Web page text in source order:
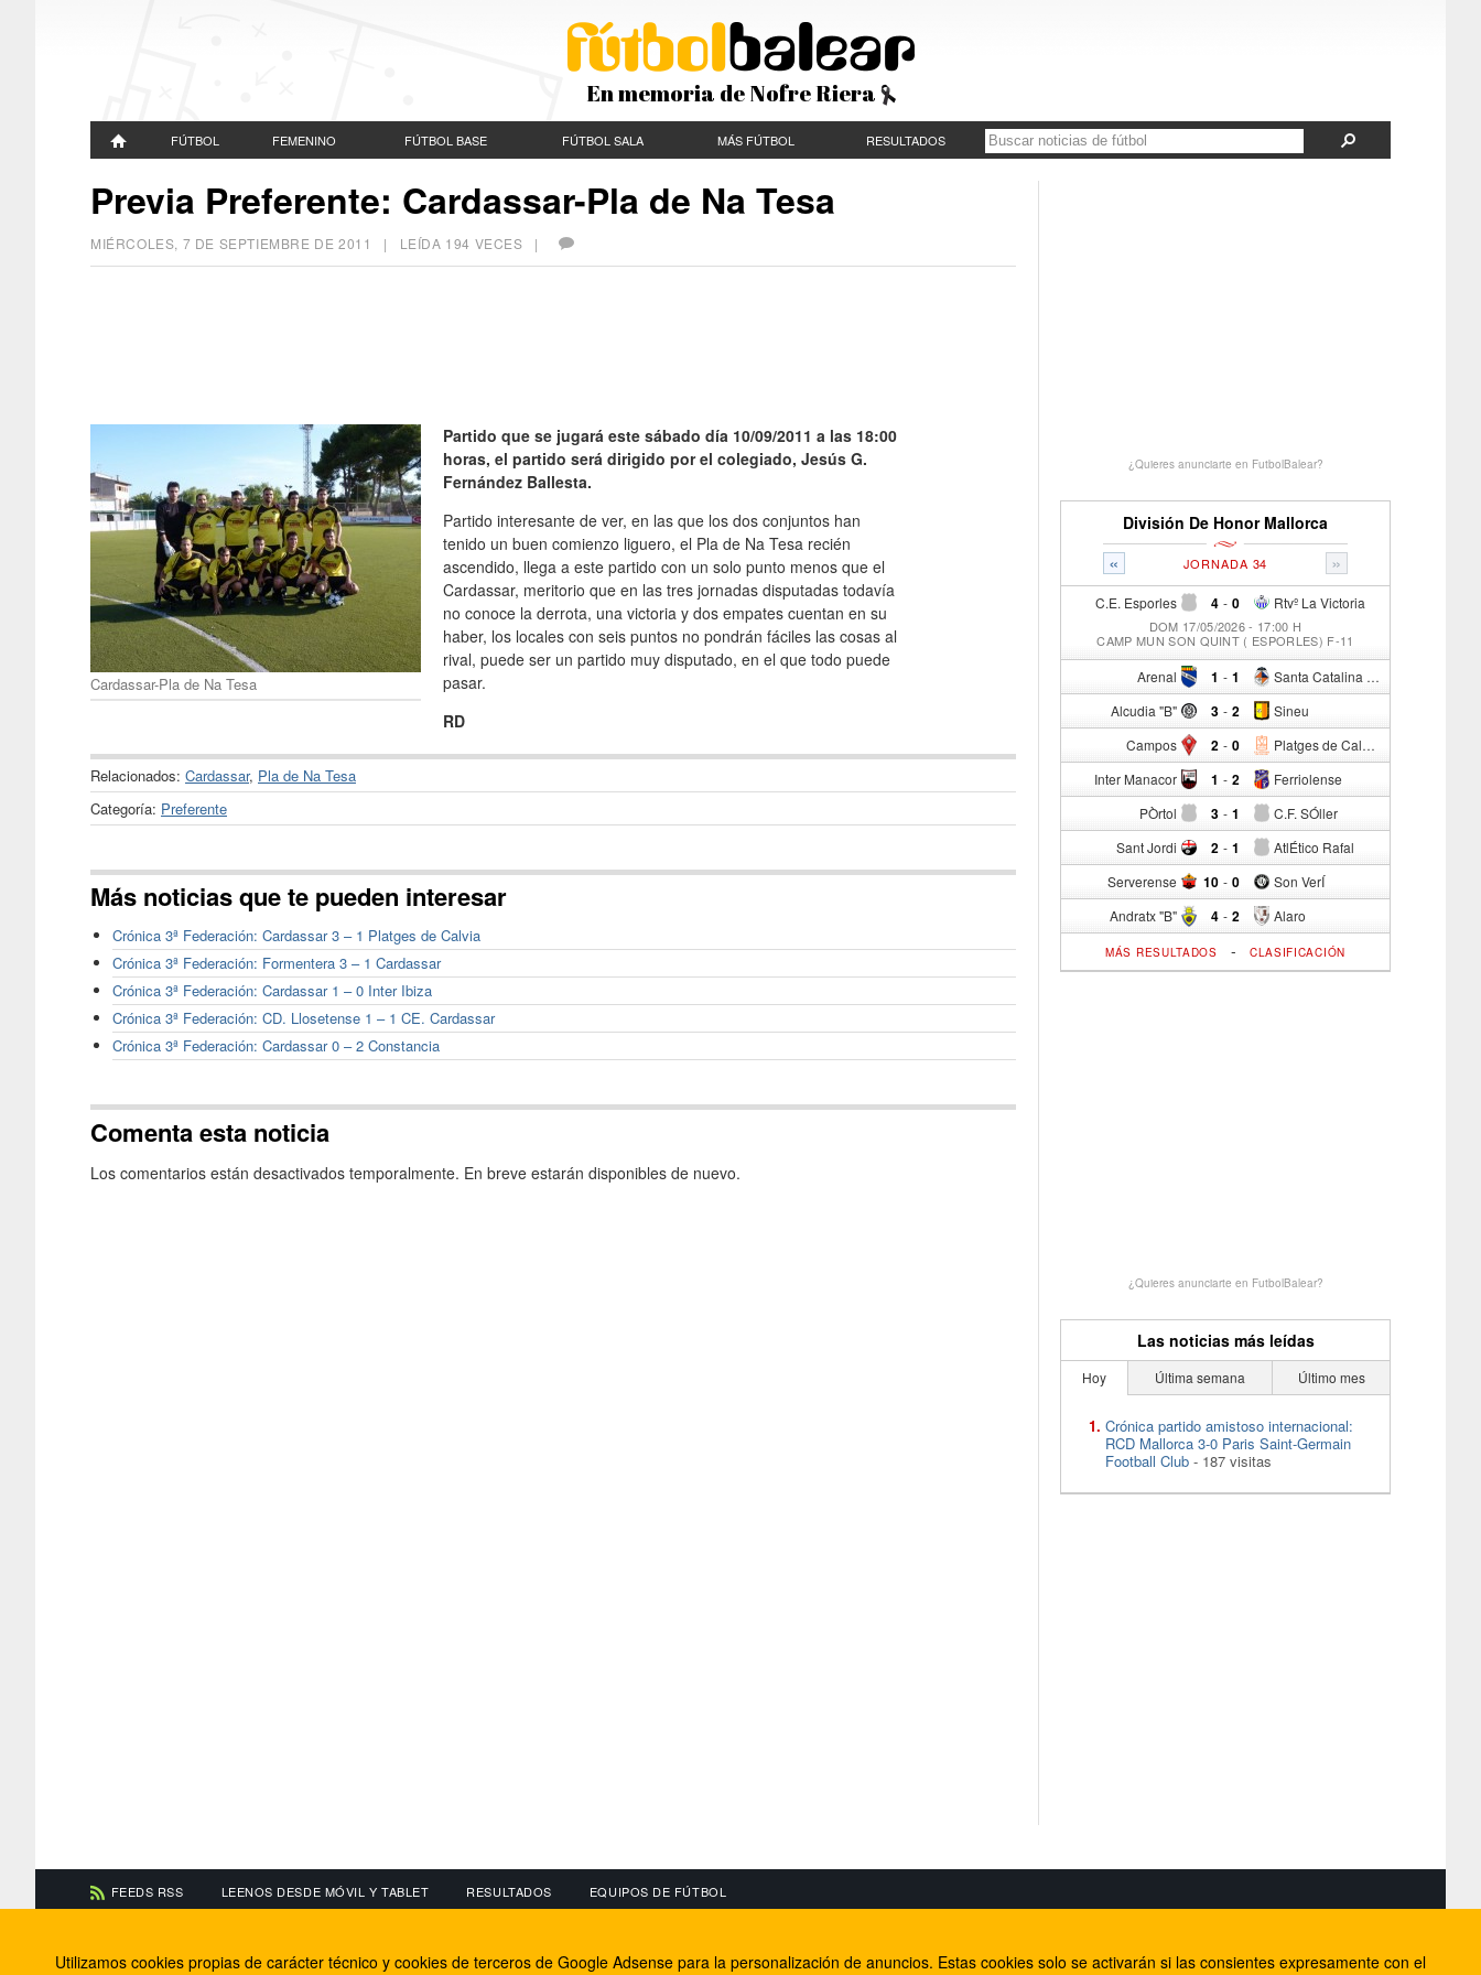
En memoria de Nofre Riera
FÚTBOL FEMENINO FÚTBOL BASE FÚTBOL SALA MÁS FÚTBOL RESULTADOS
Previa Preferente: Cardassar-Pla de Na Tesa
MIÉRCOLES, 7 DE SEPTIEMBRE DE 2011 | LEÍDA 194 VECES |
Cardassar-Pla de Na Tesa
Partido que se jugará este sábado día 10/09/2011 a las 18:00
horas, el partido será dirigido por el colegiado, Jesús G.
Fernández Ballesta.
Partido interesante de ver, en las que los dos conjuntos han
tenido un buen comienzo liguero, el Pla de Na Tesa recién
ascendido, llega a este partido con un solo punto menos que el
Cardassar, meritorio que en las tres jornadas disputadas todavía
no conoce la derrota, una victoria y dos empates cuentan en su
haber, los locales con seis puntos no pondrán fáciles las cosas al
rival, puede ser un partido muy disputado, en el que todo puede
pasar.
RD
Relacionados: Cardassar, Pla de Na Tesa
Categoría: Preferente
Más noticias que te pueden interesar
Crónica 3ª Federación: Cardassar 3 – 1 Platges de Calvia
Crónica 3ª Federación: Formentera 3 – 1 Cardassar
Crónica 3ª Federación: Cardassar 1 – 0 Inter Ibiza
Crónica 3ª Federación: CD. Llosetense 1 – 1 CE. Cardassar
Crónica 3ª Federación: Cardassar 0 – 2 Constancia
Comenta esta noticia
Los comentarios están desactivados temporalmente. En breve estarán disponibles de nuevo.
¿Quieres anunciarte en FutbolBalear?
División De Honor Mallorca
« »
JORNADA 34
C.E. Esporles 4 - Rtvº La Victoria
0
DOM 17/05/2026 - 17:00 H
CAMP MUN SON QUINT ( ESPORLES) F-11
Arenal 1 - Santa Catalina Atº
1
Alcudia "B" 3 - Sineu
2
Campos 2 - Platges de Calvia "B"
0
Inter Manacor 1 - Ferriolense
2
PÒrtol 3 - C.F. SÓller
1
Sant Jordi 2 - AtlÉtico Rafal
1
Serverense 10 - Son VerÍ
0
Andratx "B" 4 - Alaro
2
MÁS RESULTADOS - CLASIFICACIÓN
¿Quieres anunciarte en FutbolBalear?
Las noticias más leídas
Hoy Última semana Último mes
Crónica partido amistoso internacional:
RCD Mallorca 3-0 Paris Saint-Germain
Football Club - 187 visitas
FEEDS RSS LEENOS DESDE MÓVIL Y TABLET RESULTADOS EQUIPOS DE FÚTBOL
Información de contacto
El equipo de FútbolBalear
Facebook
Internet Rural Mallorca
Utilizamos cookies propias de carácter técnico y cookies de terceros de Google Adsense para la personalización de anuncios. Estas cookies solo se activarán si las consientes expresamente con el